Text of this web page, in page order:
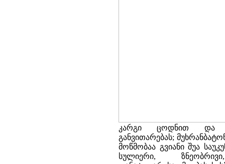
კარგი ცოდნით და
განვითარებას;
მოწმობაა გვიანი შუა
სულიერი,